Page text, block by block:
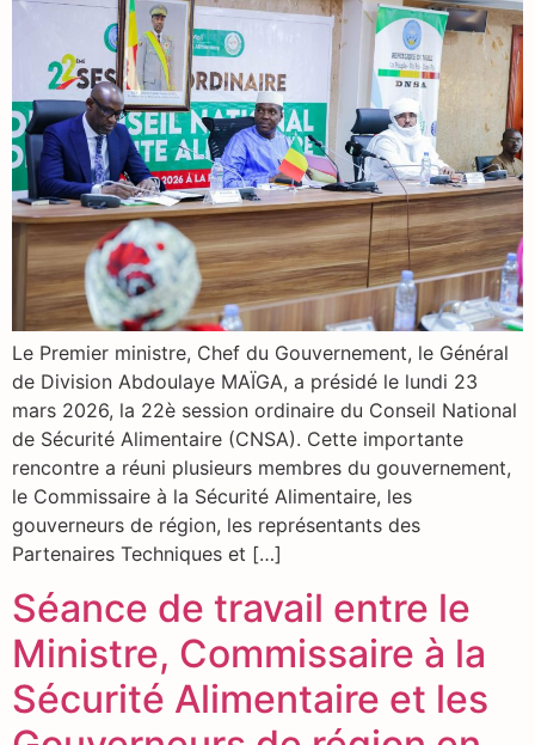
Le Premier ministre, Chef du Gouvernement, le Général
de Division Abdoulaye MAÏGA, a présidé le lundi 23
mars 2026, la 22è session ordinaire du Conseil National
de Sécurité Alimentaire (CNSA). Cette importante
rencontre a réuni plusieurs membres du gouvernement,
le Commissaire à la Sécurité Alimentaire, les
gouverneurs de région, les représentants des
Partenaires Techniques et […]
Séance de travail entre le
Ministre, Commissaire à la
Sécurité Alimentaire et les